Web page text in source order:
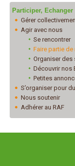
Participer, Echanger
Gérer
Agir avec nous
Se rencontrer
Faire partie de
Organiser
Découvrir nos
Petites
S’organiser pour
Nous soutenir
Adhérer au RAF